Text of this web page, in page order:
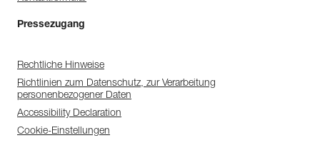
Pressezugang
Rechtliche Hinweise
Richtlinien zum Datenschutz, zur Verarbeitung
personenbezogener Daten
Accessibility Declaration
Cookie-Einstellungen